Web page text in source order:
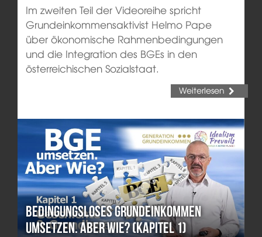
Im zweiten Teil der Videoreihe spricht
Grundeinkommensaktivist Helmo Pape
über ökonomische Rahmenbedingungen
und die Integration des BGEs in den
österreichischen Sozialstaat.
Weiterlesen
Bedingungsloses Grundeinkommen
umsetzen. Aber wie? (Kapitel 1)